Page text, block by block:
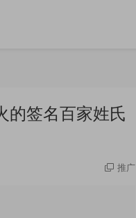
的签名百家姓氏
推广